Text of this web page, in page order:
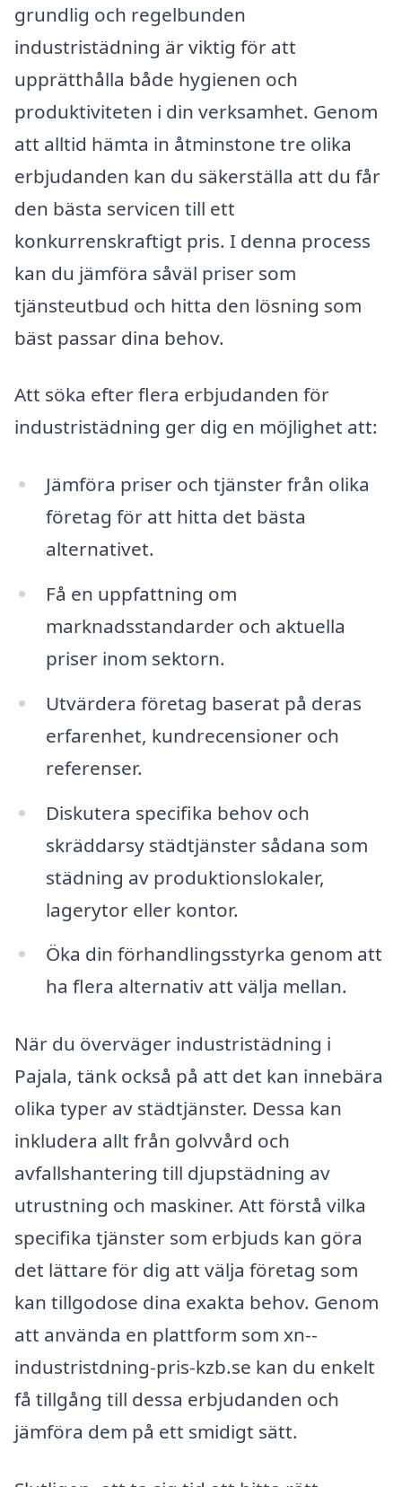
grundlig och regelbunden
industristädning är viktig för att
upprätthålla både hygienen och
produktiviteten i din verksamhet. Genom
att alltid hämta in åtminstone tre olika
erbjudanden kan du säkerställa att du får
den bästa servicen till ett
konkurrenskraftigt pris. I denna process
kan du jämföra såväl priser som
tjänsteutbud och hitta den lösning som
bäst passar dina behov.
Att söka efter flera erbjudanden för
industristädning ger dig en möjlighet att:
Jämföra priser och tjänster från olika
företag för att hitta det bästa
alternativet.
Få en uppfattning om
marknadsstandarder och aktuella
priser inom sektorn.
Utvärdera företag baserat på deras
erfarenhet, kundrecensioner och
referenser.
Diskutera specifika behov och
skräddarsy städtjänster sådana som
städning av produktionslokaler,
lagerytor eller kontor.
Öka din förhandlingsstyrka genom att
ha flera alternativ att välja mellan.
När du överväger industristädning i
Pajala, tänk också på att det kan innebära
olika typer av städtjänster. Dessa kan
inkludera allt från golvvård och
avfallshantering till djupstädning av
utrustning och maskiner. Att förstå vilka
specifika tjänster som erbjuds kan göra
det lättare för dig att välja företag som
kan tillgodose dina exakta behov. Genom
att använda en plattform som xn--
industristdning-pris-kzb.se kan du enkelt
få tillgång till dessa erbjudanden och
jämföra dem på ett smidigt sätt.